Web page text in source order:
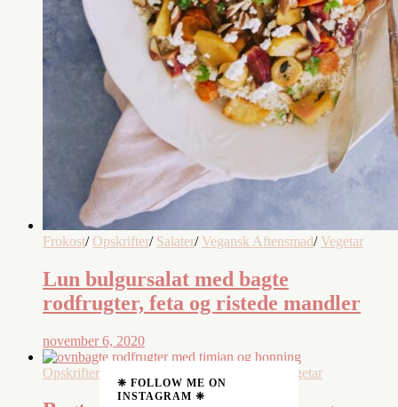
Frokost/ Opskrifter/ Salater/ Vegansk Aftensmad/ Vegetar
Lun bulgursalat med bagte
rodfrugter, feta og ristede mandler
november 6, 2020
Opskrifter Vegetar
❈ FOLLOW ME ON
INSTAGRAM ❈